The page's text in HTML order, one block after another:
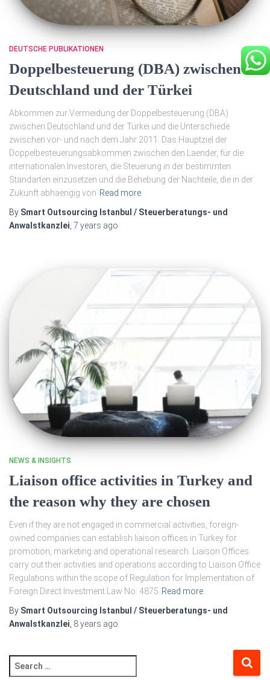
DEUTSCHE PUBLIKATIONEN
Doppelbesteuerung (DBA) zwischen
Deutschland und der Türkei
Abkommen zur Vermeidung der Doppelbesteuerung (DBA)
zwischen Deutschland und der Türkei und die Unterschiede
zwischen vor- und nach dem Jahr 2011. Das Hauptziel der
Doppelbesteuerungsabkommen zwischen den Laender, für die
internationalen Investoren, die Steuerung in der bestimmten
Standarten einzusetzen und die Behebung der Nachteile, die in der
Zukunft abhaengig von Read more
By Smart Outsourcing Istanbul / Steuerberatungs- und
Anwalstkanzlei, 7 years ago
NEWS & INSIGHTS
Liaison office activities in Turkey and
the reason why they are chosen
Even if they are not engaged in commercial activities, foreign-
owned companies can establish liaison offices in Turkey for
promotion, marketing and operational research. Liaison Offices
carry out their activities and operations according to Liaison Office
Regulations within the scope of Regulation for Implementation of
Foreign Direct Investment Law No: 4875 Read more
By Smart Outsourcing Istanbul / Steuerberatungs- und
Anwalstkanzlei 8 years ago